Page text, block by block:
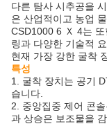
다른 탐사 시추공을
은 산업적이고 농업
CSD1000 6 Ｘ 4는
링과 다양한 기술적
현재 가장 강한 굴착
특성
1. 굴착 장치는 공기
습니다.
2. 중앙집중 제어 콘
과 상승은 보조물을